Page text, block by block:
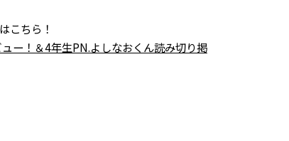
こちら！
ュー！＆4年生PN.よしなおくん読み切り掲